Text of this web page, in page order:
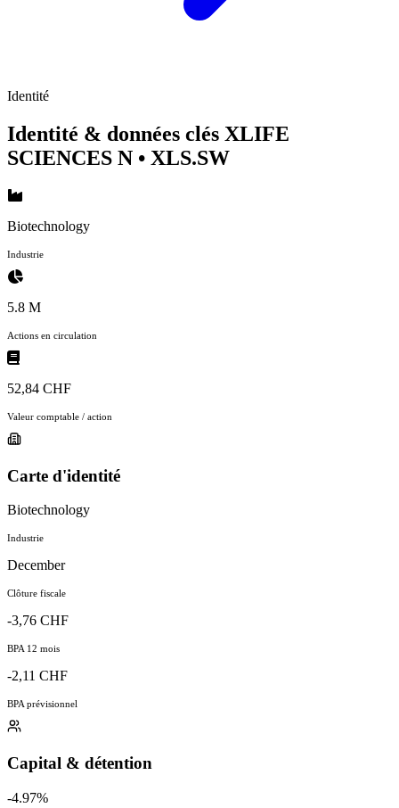
Identité
Identité & données clés XLIFE
SCIENCES N • XLS.SW
Biotechnology
Industrie
5.8 M
Actions en circulation
52,84 CHF
Valeur comptable / action
Carte d'identité
Biotechnology
Industrie
December
Clôture fiscale
-3,76 CHF
BPA 12 mois
-2,11 CHF
BPA prévisionnel
Capital & détention
-4.97%